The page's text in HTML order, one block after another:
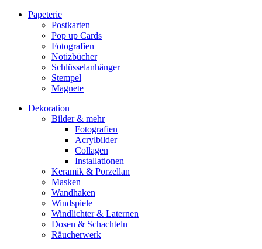
Papeterie
Postkarten
Pop up Cards
Fotografien
Notizbücher
Schlüsselanhänger
Stempel
Magnete
Dekoration
Bilder & mehr
Fotografien
Acrylbilder
Collagen
Installationen
Keramik & Porzellan
Masken
Wandhaken
Windspiele
Windlichter & Laternen
Dosen & Schachteln
Räucherwerk